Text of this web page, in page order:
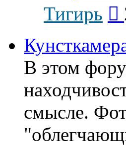
Тигирь
В этом
смысле.